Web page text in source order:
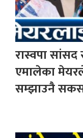
रास्वपा सांसद
एमालेका
सम्झाउनै सकस